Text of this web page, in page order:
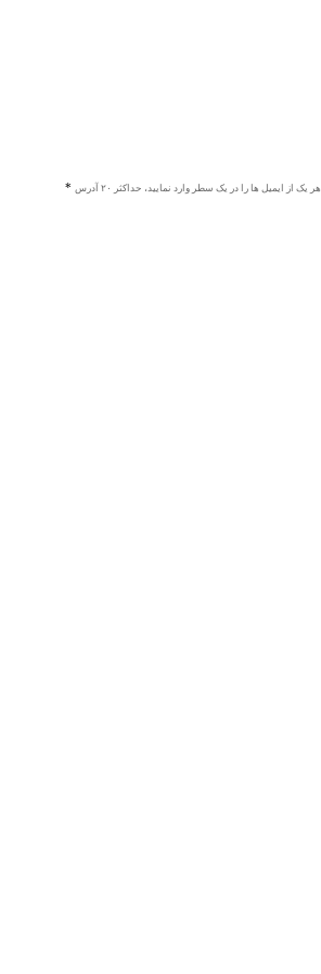
هر یک از ایمیل ها را در یک سطر وارد نمایید، حداکثر ۲۰ آدرس